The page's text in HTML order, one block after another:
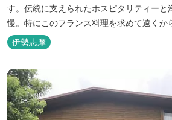
す。伝統に支えられたホスピタリティーと
慢。特にこのフランス料理を求めて遠くか
ど。洗練されたサービスに、寛ぎと至福の
さい。 ※2016年6月7日リニューアルオープ
伊勢志摩